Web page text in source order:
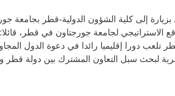
إلى كلية الشؤون الدولية-قطر بجامعة
الاستراتيجي لجامعة جورجتاون في قطر،
دورا إقليميا رائدا في دعوة الدول
لبحث سبل التعاون المشترك بين دولة